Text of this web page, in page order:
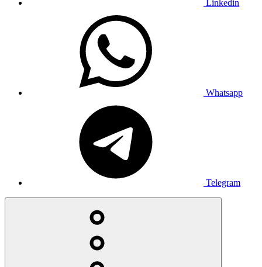
Linkedin
Whatsapp
Telegram